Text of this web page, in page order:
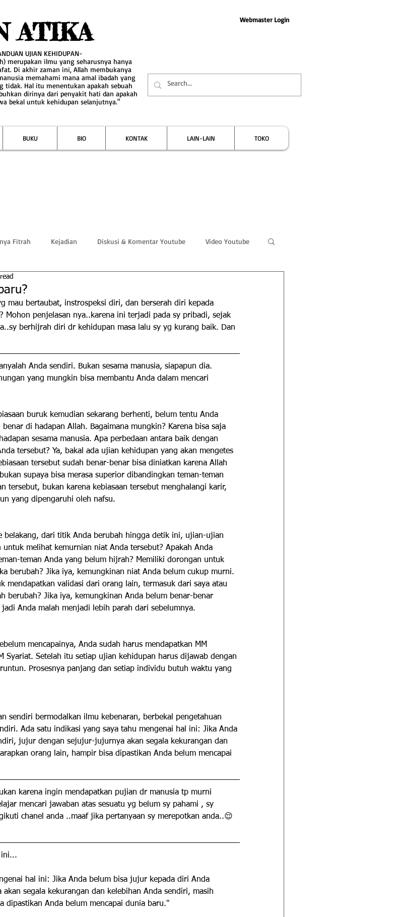
ATIKA
UJIAN KEHIDUPAN-
merupakan ilmu yang seharusnya hanya
Di akhir zaman ini, Allah membukanya
memahami mana amal ibadah yang
tidak. Hal itu menentukan apakah sebuah
dirinya dari penyakit hati dan apakah
bekal untuk kehidupan selanjutnya."
Webmaster Login
BUKU BIO KONTAK LAIN-LAIN TOKO
Fitrah Kejadian Diskusi & Komentar Youtube Video Youtube
mau bertaubat, instrospeksi diri, dan berserah diri kepada
Mohon penjelasan nya..karena ini terjadi pada sy pribadi, sejak
berhijrah diri dr kehidupan masa lalu sy yg kurang baik. Dan
Anda sendiri. Bukan sesama manusia, siapapun dia.
yang mungkin bisa membantu Anda dalam mencari
buruk kemudian sekarang berhenti, belum tentu Anda
di hadapan Allah. Bagaimana mungkin? Karena bisa saja
sesama manusia. Apa perbedaan antara baik dengan
tersebut? Ya, bakal ada ujian kehidupan yang akan mengetes
tersebut sudah benar-benar bisa diniatkan karena Allah
supaya bisa merasa superior dibandingkan teman-teman
tersebut, bukan karena kebiasaan tersebut menghalangi karir,
yang dipengaruhi oleh nafsu.
belakang, dari titik Anda berubah hingga detik ini, ujian-ujian
melihat kemurnian niat Anda tersebut? Apakah Anda
teman Anda yang belum hijrah? Memiliki dorongan untuk
berubah? Jika iya, kemungkinan niat Anda belum cukup murni.
mendapatkan validasi dari orang lain, termasuk dari saya atau
berubah? Jika iya, kemungkinan Anda belum benar-benar
Anda malah menjadi lebih parah dari sebelumnya.
mencapainya, Anda sudah harus mendapatkan MM
Syariat. Setelah itu setiap ujian kehidupan harus dijawab dengan
Prosesnya panjang dan setiap individu butuh waktu yang
sendiri bermodalkan ilmu kebenaran, berbekal pengetahuan
Ada satu indikasi yang saya tahu mengenai hal ini: Jika Anda
jujur dengan sejujur-jujurnya akan segala kekurangan dan
orang lain, hampir bisa dipastikan Anda belum mencapai
karena ingin mendapatkan pujian dr manusia tp murni
mencari jawaban atas sesuatu yg belum sy pahami , sy
chanel anda ..maaf jika pertanyaan sy merepotkan anda..😌
ini...
hal ini: Jika Anda belum bisa jujur kepada diri Anda
segala kekurangan dan kelebihan Anda sendiri, masih
dipastikan Anda belum mencapai dunia baru."